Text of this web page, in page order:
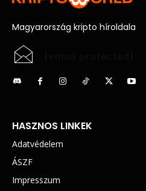
Magyarország kripto híroldala
HASZNOS LINKEK
Adatvédelem
ÁSZF
Impresszum